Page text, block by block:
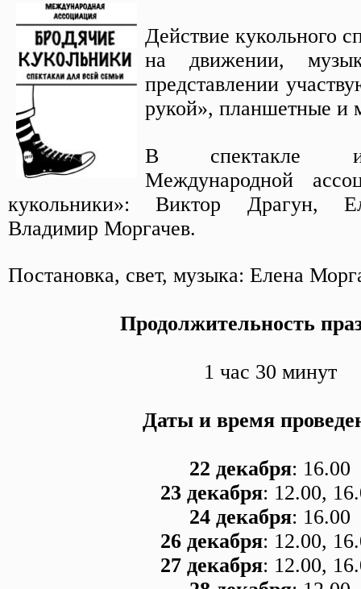
Действие кукольного
на движении,
представлении
рукой», планшетные и
В спектакле
Международной
кукольники»: Виктор Драгун,
Владимир Моргачев.
Постановка, свет, музыка: Елена
Продолжительность
1 час 30 минут
Даты и время
22 декабря: 16.00
23 декабря: 12.00,
24 декабря: 16.00
26 декабря: 12.00,
27 декабря: 12.00,